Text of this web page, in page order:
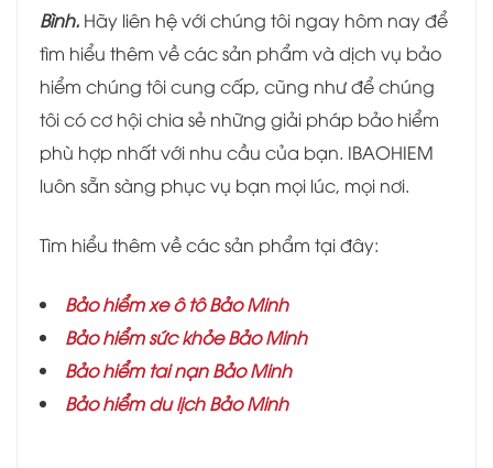
Bình. Hãy liên hệ với chúng tôi ngay hôm nay để
tìm hiểu thêm về các sản phẩm và dịch vụ bảo
hiểm chúng tôi cung cấp, cũng như để chúng
tôi có cơ hội chia sẻ những giải pháp bảo hiểm
phù hợp nhất với nhu cầu của bạn. IBAOHIEM
luôn sẵn sàng phục vụ bạn mọi lúc, mọi nơi.
Tìm hiểu thêm về các sản phẩm tại đây:
Bảo hiểm xe ô tô Bảo Minh
Bảo hiểm sức khỏe Bảo Minh
Bảo hiểm tai nạn Bảo Minh
Bảo hiểm du lịch Bảo Minh